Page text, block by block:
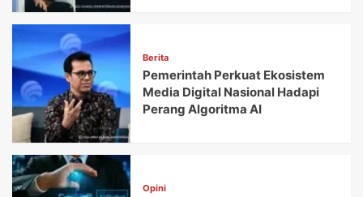
Berita
Pemerintah Perkuat Ekosistem
Media Digital Nasional Hadapi
Perang Algoritma AI
Opini